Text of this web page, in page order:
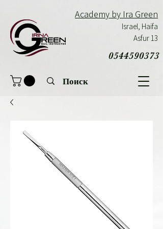
0544590373
Academy by Ira Green
Israel, Haifa
Asfur 13